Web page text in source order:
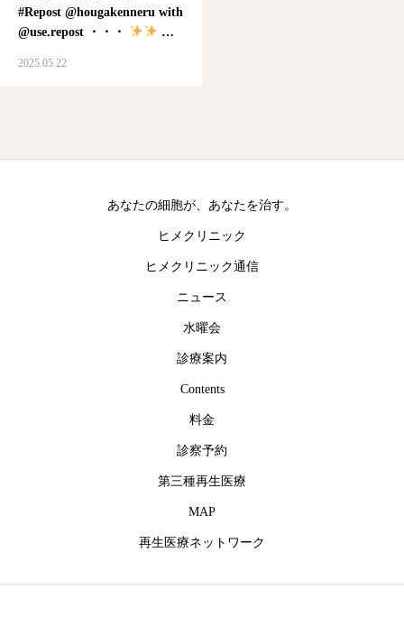
#Repost @hougakenneru with
@use.repost ・・・
ば
ー
バセコギのばん君、
2025.05.22
あなたの細胞が、あなたを治す。
ヒメクリニック
ヒメクリニック通信
ニュース
水曜会
診療案内
Contents
料金
診察予約
第三種再生医療
MAP
再生医療ネットワーク